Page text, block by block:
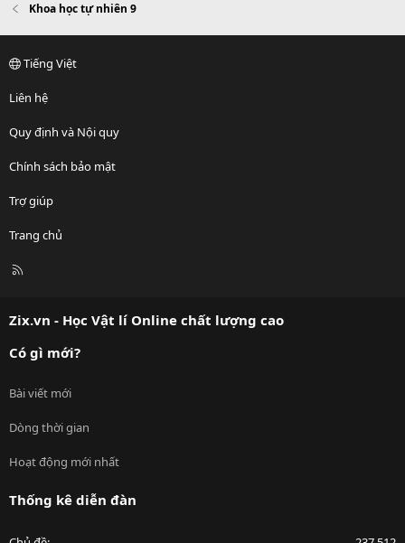
Khoa học tự nhiên 9
Tiếng Việt
Liên hệ
Quy định và Nội quy
Chính sách bảo mật
Trợ giúp
Trang chủ
R
Zix.vn - Học Vật lí Online chất lượng cao
Có gì mới?
Bài viết mới
Dòng thời gian
Hoạt động mới nhất
Thống kê diễn đàn